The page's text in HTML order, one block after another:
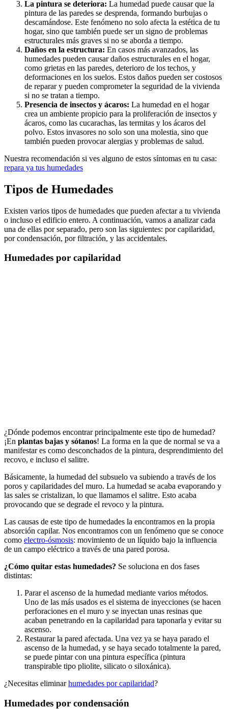
La pintura se deteriora: La humedad puede causar que la
pintura de las paredes se desprenda, formando burbujas o
descamándose. Este fenómeno no solo afecta la estética de tu
hogar, sino que también puede ser un signo de problemas
estructurales más graves si no se aborda a tiempo.
Daños en la estructura: En casos más avanzados, las
humedades pueden causar daños estructurales en el hogar,
como grietas en las paredes, deterioro de los techos, y
deformaciones en los suelos. Estos daños pueden ser costosos
de reparar y pueden comprometer la seguridad de la vivienda
si no se tratan a tiempo.
Presencia de insectos y ácaros: La humedad en el hogar
crea un ambiente propicio para la proliferación de insectos y
ácaros, como las cucarachas, las termitas y los ácaros del
polvo. Estos invasores no solo son una molestia, sino que
también pueden provocar alergias y problemas de salud.
Nuestra recomendación si ves alguno de estos síntomas en tu casa:
repara ya tus humedades
Tipos de Humedades
Existen varios tipos de humedades que pueden afectar a tu vivienda
o incluso el edificio entero. A continuación, vamos a analizar cada
una de ellas por separado, pero son las siguientes: por capilaridad,
por condensación, por filtración, y las accidentales.
Humedades por capilaridad
¿Dónde podemos encontrar principalmente este tipo de humedad?
¡En plantas bajas y sótanos! La forma en la que de normal se va a
manifestar es como desconchados de la pintura, desprendimiento del
recovo, e incluso el salitre.
Básicamente, la humedad del subsuelo va subiendo a través de los
poros y capilaridades del muro. La humedad se acaba evaporando y
las sales se cristalizan, lo que llamamos el salitre. Esto acaba
provocando que se degrade el revoco y la pintura.
Las causas de este tipo de humedades la encontramos en la propia
absorción capilar. Nos encontramos con un fenómeno que se conoce
como electro-ósmosis: movimiento de un líquido bajo la influencia
de un campo eléctrico a través de una pared porosa.
¿Cómo quitar estas humedades? Se soluciona en dos fases
distintas:
Parar el ascenso de la humedad mediante varios métodos.
Uno de las más usados es el sistema de inyecciones (se hacen
perforaciones en el muro y se inyectan unas resinas que
acaban penetrando en la capilaridad para taponarla y evitar su
ascenso.
Restaurar la pared afectada. Una vez ya se haya parado el
ascenso de la humedad, y se haya secado totalmente la pared,
se puede pintar con una pintura específica (pintura
transpirable tipo pliolite, silicato o siloxánica).
¿Necesitas eliminarhumedades por capilaridad?
Humedades por condensación